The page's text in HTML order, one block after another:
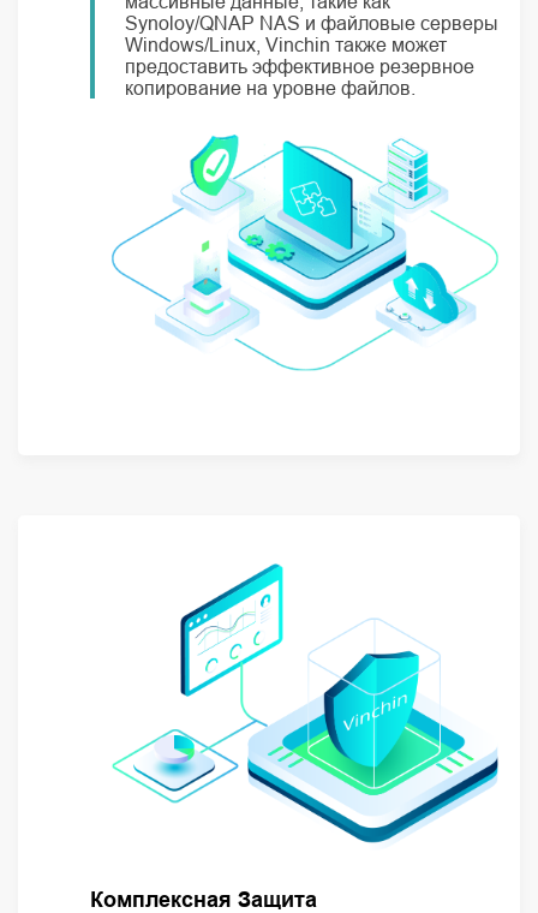
Synoloy/QNAP NAS и файловые серверы
Windows/Linux, Vinchin также может
предоставить эффективное резервное
копирование на уровне файлов.
Комплексная Защита